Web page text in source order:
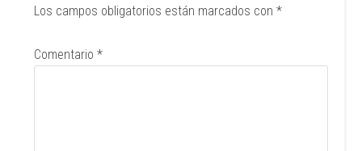
Los campos obligatorios están marcados con*
Comentario*